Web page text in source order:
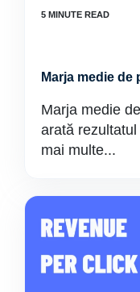
Marja medie de
Marja medie
arată
mai multe...